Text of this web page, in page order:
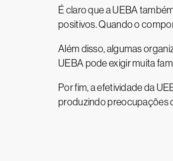
É claro que a UEBA
positivos. Quando o
Além disso, algumas
UEBA pode exigir muita
Por fim, a efetividade da
produzindo preocupações